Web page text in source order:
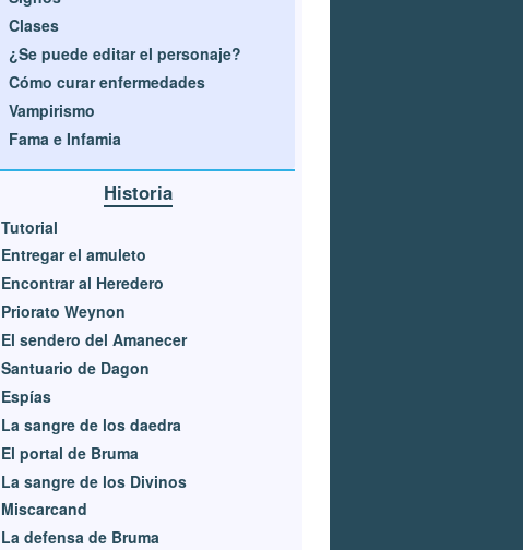
Clases
¿Se puede editar el personaje?
Cómo curar enfermedades
Vampirismo
Fama e Infamia
Historia
Tutorial
Entregar el amuleto
Encontrar al Heredero
Priorato Weynon
El sendero del Amanecer
Santuario de Dagon
Espías
La sangre de los daedra
El portal de Bruma
La sangre de los Divinos
Miscarcand
La defensa de Bruma